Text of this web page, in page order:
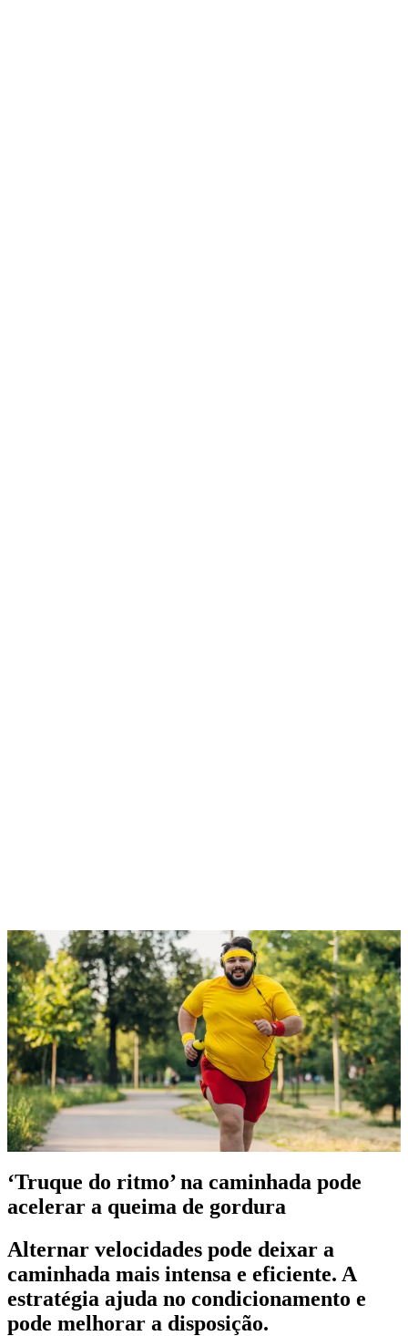
‘Truque do ritmo’ na caminhada pode
acelerar a queima de gordura
Alternar velocidades pode deixar a
caminhada mais intensa e eficiente. A
estratégia ajuda no condicionamento e
pode melhorar a disposição.